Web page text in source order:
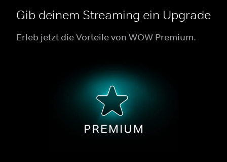
Gib deinem Streaming ein Upgrade
Erleb jetzt die Vorteile von WOW Premium.